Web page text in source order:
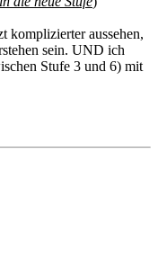
komplizierter aussehen,
sein. UND ich
Stufe 3 und 6) mit
haben.